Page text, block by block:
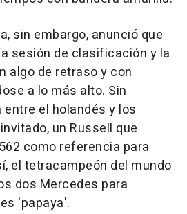
sin embargo, anunció que
sesión de clasificación y la
algo de retraso y con
a lo más alto. Sin
entre el holandés y los
un Russell que
como referencia para
el tetracampeón del mundo
dos Mercedes para
'papaya'.